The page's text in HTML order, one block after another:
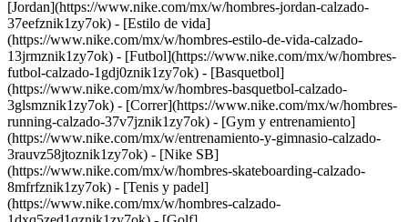
[Jordan](https://www.nike.com/mx/w/hombres-jordan-calzado-
37eefznik1zy7ok) - [Estilo de vida]
(https://www.nike.com/mx/w/hombres-estilo-de-vida-calzado-
13jrmznik1zy7ok) - [Futbol](https://www.nike.com/mx/w/hombres-
futbol-calzado-1gdj0znik1zy7ok) - [Basquetbol]
(https://www.nike.com/mx/w/hombres-basquetbol-calzado-
3glsmznik1zy7ok) - [Correr](https://www.nike.com/mx/w/hombres-
running-calzado-37v7jznik1zy7ok) - [Gym y entrenamiento]
(https://www.nike.com/mx/w/entrenamiento-y-gimnasio-calzado-
3rauvz58jtoznik1zy7ok) - [Nike SB]
(https://www.nike.com/mx/w/hombres-skateboarding-calzado-
8mfrfznik1zy7ok) - [Tenis y padel]
(https://www.nike.com/mx/w/hombres-calzado-